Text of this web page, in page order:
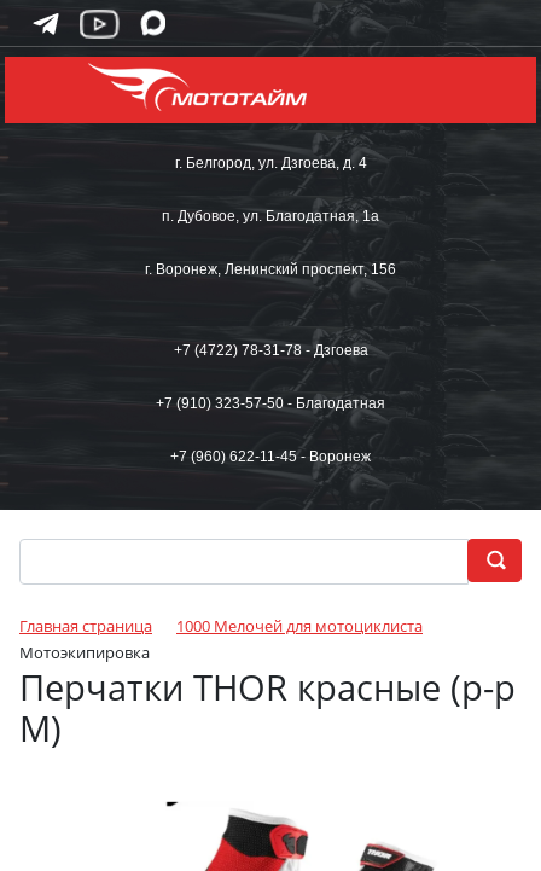
г. Белгород, ул. Дзгоева, д. 4
п. Дубовое, ул. Благодатная, 1а
г. Воронеж, Ленинский проспект, 156
+7 (4722) 78-31-78 - Дзгоева
+7 (910) 323-57-50 - Благодатная
+7 (960) 622-11-45 - Воронеж
Главная страница
1000 Мелочей для мотоциклиста
Мотоэкипировка
Перчатки THOR красные (р-р
M)